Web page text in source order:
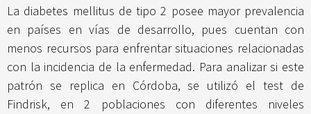
La diabetes mellitus de tipo 2 posee mayor prevalencia
en países en vías de desarrollo, pues cuentan con
menos recursos para enfrentar situaciones relacionadas
con la incidencia de la enfermedad. Para analizar si este
patrón se replica en Córdoba, se utilizó el test de
Findrisk, en 2 poblaciones con diferentes niveles